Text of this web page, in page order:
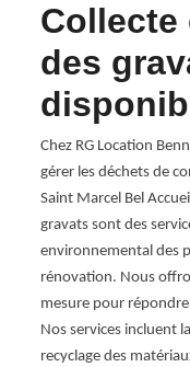
Collecte
des
Chez RG Location
gérer les déchets de
Saint Marcel Bel
gravats sont des
environnemental des
rénovation. Nous
mesure pour
Nos services incluent
recyclage des